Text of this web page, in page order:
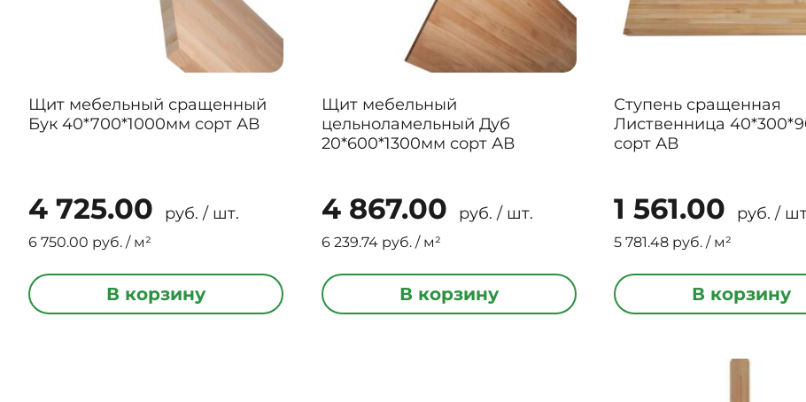
Щит мебельный сращенный
Бук 40*700*1000мм сорт АВ
4 725.00 руб. / шт.
6 750.00 руб. / м²
В корзину
Щит мебельный
цельноламельный Дуб
20*600*1300мм сорт АВ
4 867.00 руб. / шт.
6 239.74 руб. / м²
В корзину
Ступень сращенная
Лиственница
сорт АВ
1 561.00 руб. /
5 781.48 руб. / м²
В корзину